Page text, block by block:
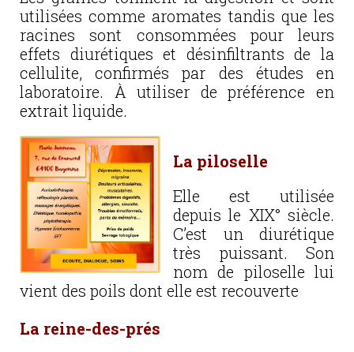
utilisées comme aromates tandis que les
racines sont consommées pour leurs
effets diurétiques et désinfiltrants de la
cellulite, confirmés par des études en
laboratoire. À utiliser de préférence en
extrait liquide.
La piloselle
Elle est utilisée
depuis le XIX° siècle.
C’est un diurétique
très puissant. Son
nom de piloselle lui
vient des poils dont elle est recouverte
La reine-des-prés